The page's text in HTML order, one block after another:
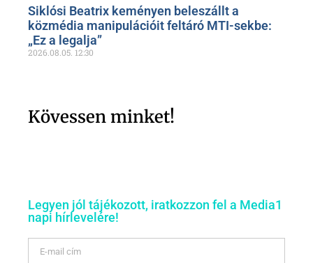
Siklósi Beatrix keményen beleszállt a
közmédia manipulációit feltáró MTI-sekbe:
„Ez a legalja”
2026.08.05. 12:30
Kövessen minket!
Legyen jól tájékozott, iratkozzon fel a Media1
napi hírlevelére!